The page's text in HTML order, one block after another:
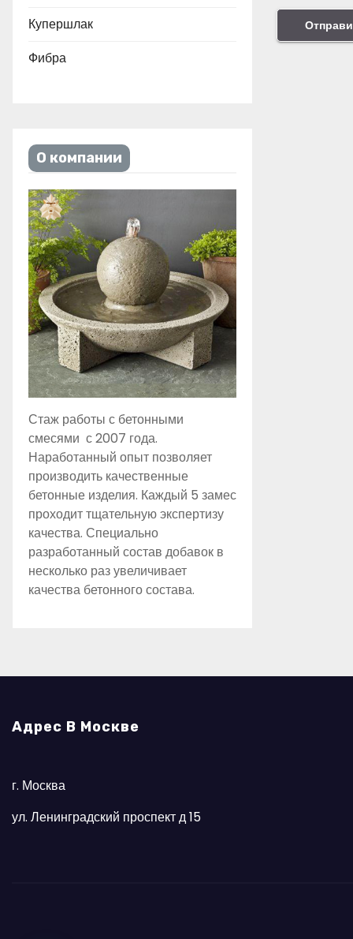
Купершлак
Фибра
О компании
Стаж работы с бетонными
смесями с 2007 года.
Наработанный опыт позволяет
производить качественные
бетонные изделия. Каждый 5 замес
проходит тщательную экспертизу
качества. Специально
разработанный состав добавок в
несколько раз увеличивает
качества бетонного состава.
Адрес В Москве
г. Москва
ул. Ленинградский проспект д 15